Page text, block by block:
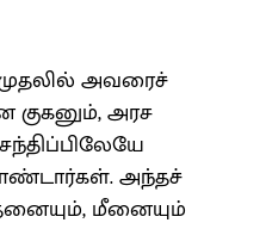
முதலில் அவரைச்
குகனும், அரச
அந்தச்
மீனையும்